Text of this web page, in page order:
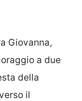
Giovanna,
a due
della
il